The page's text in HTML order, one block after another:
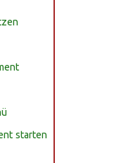
starten